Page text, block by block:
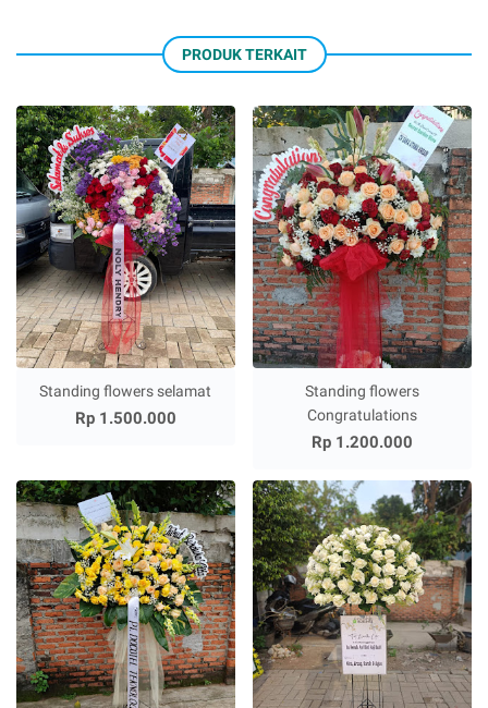
PRODUK TERKAIT
Standing flowers selamat
Rp 1.500.000
Standing flowers
Congratulations
Rp 1.200.000